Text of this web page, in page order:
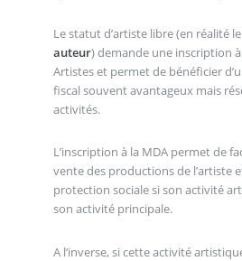
Le statut d’artiste libre (en réalité
auteur) demande une inscription
Artistes et permet de bénéficier
fiscal souvent avantageux mais
activités.
L’inscription à la MDA permet de
vente des productions de l’artiste
protection sociale si son activité
son activité principale.
A l’inverse, si cette activité